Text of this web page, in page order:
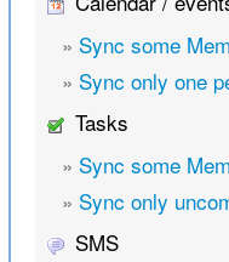
» Sync some
» Sync only one
Tasks
» Sync some
» Sync only
SMS